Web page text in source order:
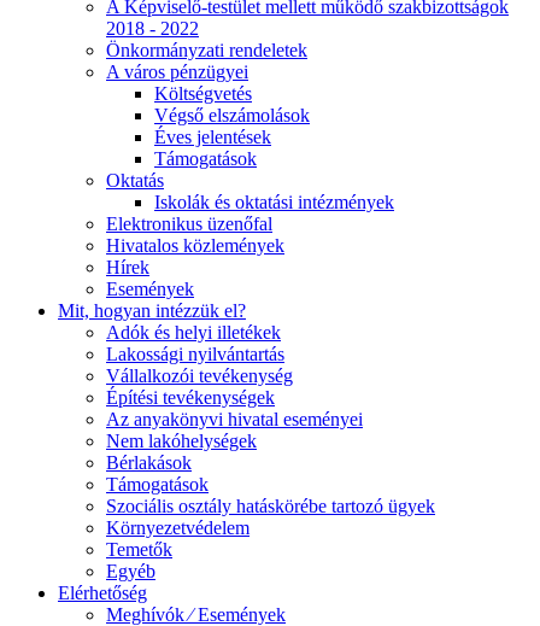
A Képviselő-testület mellett működő szakbizottságok
2018 - 2022
Önkormányzati rendeletek
A város pénzügyei
Költségvetés
Végső elszámolások
Éves jelentések
Támogatások
Oktatás
Iskolák és oktatási intézmények
Elektronikus üzenőfal
Hivatalos közlemények
Hírek
Események
Mit, hogyan intézzük el?
Adók és helyi illetékek
Lakossági nyilvántartás
Vállalkozói tevékenység
Építési tevékenységek
Az anyakönyvi hivatal eseményei
Nem lakóhelységek
Bérlakások
Támogatások
Szociális osztály hatáskörébe tartozó ügyek
Környezetvédelem
Temetők
Egyéb
Elérhetőség
Meghívók ⁄ Események